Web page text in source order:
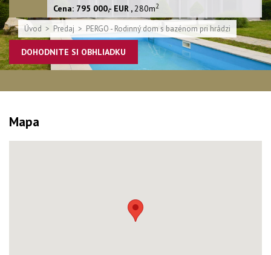
Cena: 795 000,- EUR ,280m2
Úvod Predaj PERGO - Rodinný dom s bazénom pri hrádzi
DOHODNITE SI OBHLIADKU
Mapa